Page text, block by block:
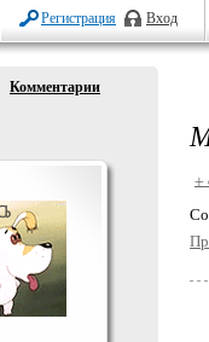
Регистрация Вход
Комментарии
+